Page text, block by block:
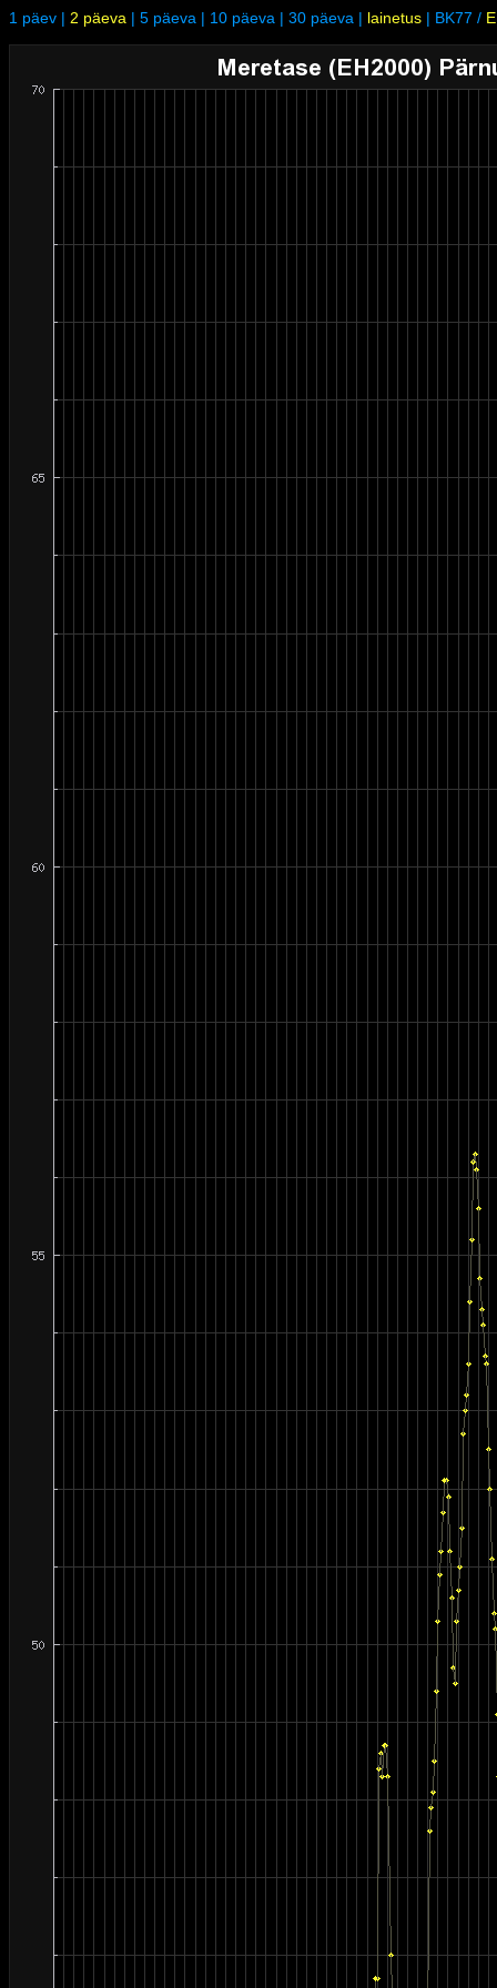
1 päev | 2 päeva | 5 päeva | 10 päeva | 30 päeva | lainetus | BK77 /